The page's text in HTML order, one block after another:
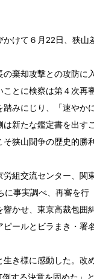
かけて６月22日、狭山
棄却攻撃との攻防に入
ことに検察は第４次再
みにじり、「速やか
新たな鑑定書を出すこ
狭山闘争の歴史的勝利
組交流センター、関
に事実調べ、再審を行
かせ、東京高裁包囲
ールとビラまき・署
き様に感動した。改